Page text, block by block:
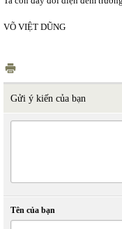
VÕ VIỆT DŨNG
Gửi ý kiến của bạn
Tên của bạn